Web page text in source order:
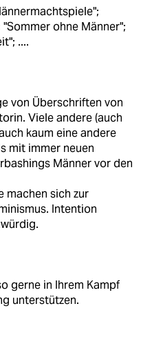
ohne Männer";
....
von Überschriften von
Viele andere (auch
kaum eine andere
mit immer neuen
Männer vor den
machen sich zur
Intention
gerne in Ihrem Kampf
unterstützen.